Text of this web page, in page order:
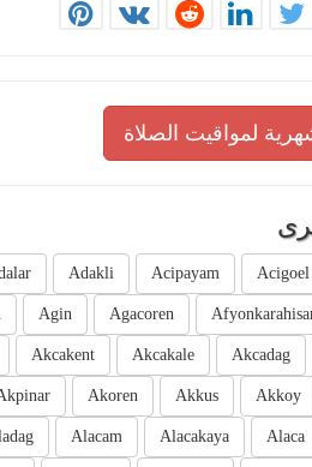
لمواقيت الصلاة
Acigoel
Acipayam
Adakli
Agacoren
Agin
Akcadag
Akcakale
Akcakent
Akkoy
Akkus
Akoren
Alaca
Alacakaya
Alacam